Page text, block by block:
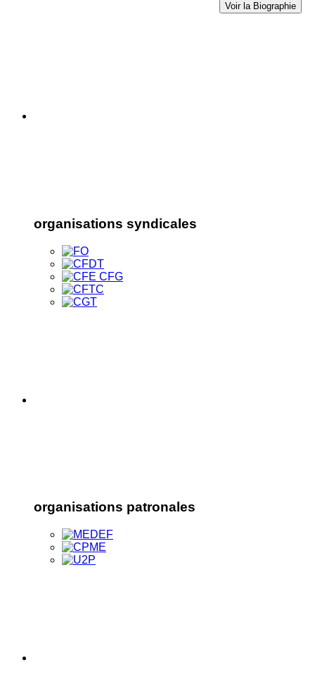
Voir la Biographie
organisations syndicales
organisations patronales